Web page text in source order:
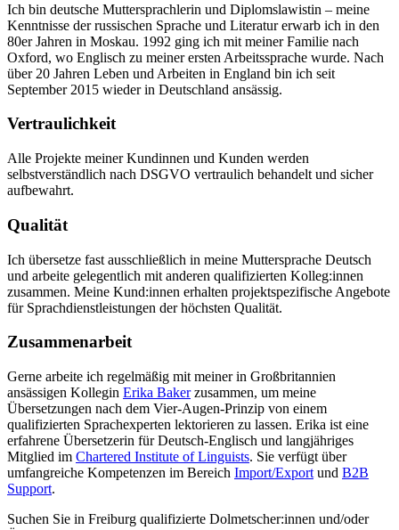
Ich bin deutsche Muttersprachlerin und Diplomslawistin – meine
Kenntnisse der russischen Sprache und Literatur erwarb ich in den
80er Jahren in Moskau. 1992 ging ich mit meiner Familie nach
Oxford, wo Englisch zu meiner ersten Arbeitssprache wurde. Nach
über 20 Jahren Leben und Arbeiten in England bin ich seit
September 2015 wieder in Deutschland ansässig.
Vertraulichkeit
Alle Projekte meiner Kundinnen und Kunden werden
selbstverständlich nach DSGVO vertraulich behandelt und sicher
aufbewahrt.
Qualität
Ich übersetze fast ausschließlich in meine Muttersprache Deutsch
und arbeite gelegentlich mit anderen qualifizierten Kolleg:innen
zusammen. Meine Kund:innen erhalten projektspezifische Angebote
für Sprachdienstleistungen der höchsten Qualität.
Zusammenarbeit
Gerne arbeite ich regelmäßig mit meiner in Großbritannien
ansässigen Kollegin Erika Bakerzusammen, um meine
Übersetzungen nach dem Vier-Augen-Prinzip von einem
qualifizierten Sprachexperten lektorieren zu lassen. Erika ist eine
erfahrene Übersetzerin für Deutsch-Englisch und langjähriges
Mitglied im Chartered Institute of Linguists. Sie verfügt über
umfangreiche Kompetenzen im Bereich Import/Export und B2B
Support.
Suchen Sie in Freiburg qualifizierte Dolmetscher:innen und/oder